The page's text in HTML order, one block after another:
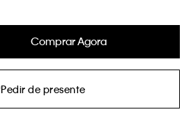
Comprar Agora
Pedir de presente